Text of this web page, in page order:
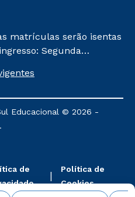
matrículas serão isentas
Segunda
matrícula será de R$
aos cursos: Ensino
Docência e Metodologia
Atuais.
Educacional © 2026 -
de
Política de
Cookies